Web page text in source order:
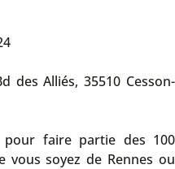
des Alliés, 35510 Cesson-
pour faire partie des 100
vous soyez de Rennes ou